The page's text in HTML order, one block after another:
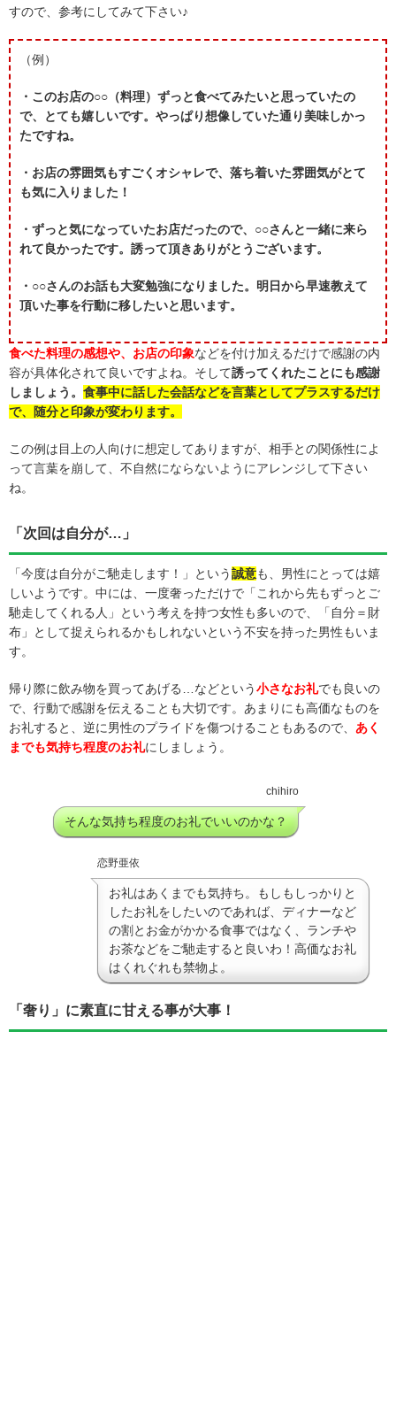
すので、参考にしてみて下さい♪
（例）
・このお店の○○（料理）ずっと食べてみたいと思っていたの
で、とても嬉しいです。やっぱり想像していた通り美味しかっ
たですね。
・お店の雰囲気もすごくオシャレで、落ち着いた雰囲気がとて
も気に入りました！
・ずっと気になっていたお店だったので、○○さんと一緒に来ら
れて良かったです。誘って頂きありがとうございます。
・○○さんのお話も大変勉強になりました。明日から早速教えて
頂いた事を行動に移したいと思います。
食べた料理の感想や、お店の印象などを付け加えるだけで感謝の内
容が具体化されて良いですよね。そして誘ってくれたことにも感謝
しましょう。 食事中に話した会話などを言葉としてプラスするだけ
で、随分と印象が変わります。
この例は目上の人向けに想定してありますが、相手との関係性によ
って言葉を崩して、不自然にならないようにアレンジして下さい
ね。
「次回は自分が…」
「今度は自分がご馳走します！」という誠意も、男性にとっては嬉
しいようです。中には、一度奢っただけで「これから先もずっとご
馳走してくれる人」という考えを持つ女性も多いので、「自分＝財
布」として捉えられるかもしれないという不安を持った男性もいま
す。
帰り際に飲み物を買ってあげる…などという小さなお礼でも良いの
で、行動で感謝を伝えることも大切です。あまりにも高価なものを
お礼すると、逆に男性のプライドを傷つけることもあるので、 あく
までも気持ち程度のお礼にしましょう。
chihiro
そんな気持ち程度のお礼でいいのかな？
恋野亜依
お礼はあくまでも気持ち。もしもしっかりと
したお礼をしたいのであれば、ディナーなど
の割とお金がかかる食事ではなく、ランチや
お茶などをご馳走すると良いわ！高価なお礼
はくれぐれも禁物よ。
「奢り」に素直に甘える事が大事！